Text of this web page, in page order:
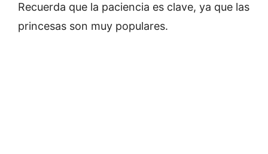
Recuerda que la paciencia es clave, ya que las
princesas son muy populares.